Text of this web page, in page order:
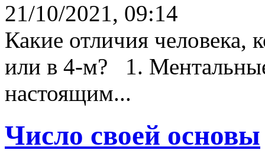
21/10/2021, 09:14
Какие отличия человека,
или в 4-м? 1.
настоящим...
Число своей основы